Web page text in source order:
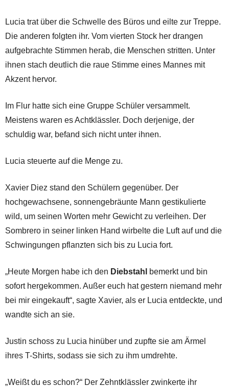
Lucia trat über die Schwelle des Büros und eilte zur Treppe.
Die anderen folgten ihr. Vom vierten Stock her drangen
aufgebrachte Stimmen herab, die Menschen stritten. Unter
ihnen stach deutlich die raue Stimme eines Mannes mit
Akzent hervor.
Im Flur hatte sich eine Gruppe Schüler versammelt.
Meistens waren es Achtklässler. Doch derjenige, der
schuldig war, befand sich nicht unter ihnen.
Lucia steuerte auf die Menge zu.
Xavier Diez stand den Schülern gegenüber. Der
hochgewachsene, sonnengebräunte Mann gestikulierte
wild, um seinen Worten mehr Gewicht zu verleihen. Der
Sombrero in seiner linken Hand wirbelte die Luft auf und die
Schwingungen pflanzten sich bis zu Lucia fort.
„Heute Morgen habe ich den Diebstahl
bemerkt und bin
sofort hergekommen. Außer euch hat gestern niemand mehr
bei mir eingekauft“, sagte Xavier, als er Lucia entdeckte, und
wandte sich an sie.
Justin schoss zu Lucia hinüber und zupfte sie am Ärmel
ihres T-Shirts, sodass sie sich zu ihm umdrehte.
„Weißt du es schon?“ Der Zehntklässler zwinkerte ihr